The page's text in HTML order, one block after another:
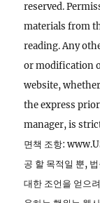
reserved.
materials from
reading. Any
or modification
website,
the express
manager, is
면책 조항:
공 할 목적일 뿐,
대한 조언을 얻으